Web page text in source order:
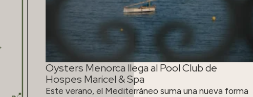
Oysters Menorca llega al Pool Club de
Hospes Maricel & Spa
Este verano, el Mediterráneo suma una nueva forma